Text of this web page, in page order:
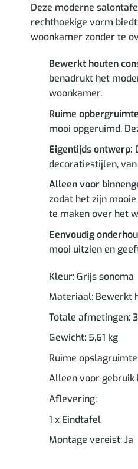
Deze moderne
rechthoekige vorm
woonkamer zonder te
Bewerkt houten
benadrukt het
woonkamer.
Ruime
mooi opgeruimd.
Eigentijds ontwerp:
decoratiestijlen,
Alleen voor
zodat het zijn
te maken over het
Eenvoudig
mooi uitzien en
Kleur: Grijs sonoma
Materiaal: Bewerkt
Totale afmetingen:
Gewicht: 5,61 kg
Ruime opslagruimte
Alleen voor gebruik
Aflevering:
1 x Eindtafel
Montage vereist: Ja